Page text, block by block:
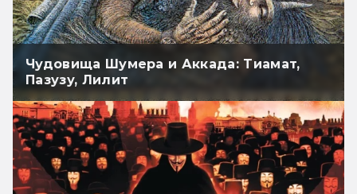
Чудовища Шумера и Аккада: Тиамат,
Пазузу, Лилит